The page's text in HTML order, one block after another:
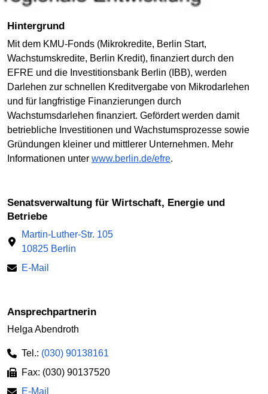
Hintergrund
Mit dem KMU-Fonds (Mikrokredite, Berlin Start,
Wachstumskredite, Berlin Kredit), finanziert durch den
EFRE und die Investitionsbank Berlin (IBB), werden
Darlehen zur schnellen Kreditvergabe von Mikrodarlehen
und für langfristige Finanzierungen durch
Wachstumsdarlehen finanziert. Gefördert werden damit
betriebliche Investitionen und Wachstumsprozesse sowie
Gründungen kleiner und mittlerer Unternehmen. Mehr
Informationen unter www.berlin.de/efre.
Senatsverwaltung für Wirtschaft, Energie und
Betriebe
Martin-Luther-Str. 105
10825 Berlin
E-Mail
Ansprechpartnerin
Helga Abendroth
Tel.: (030) 90138161
Fax: (030) 90137520
E-Mail